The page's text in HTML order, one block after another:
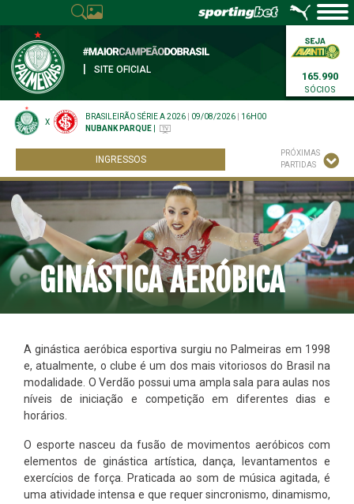
SITE OFICIAL
165.990
SÓCIOS
X
BRASILEIRÃO SÉRIE A 2026 09/08/2026
16H00
NUBANK PARQUE
INGRESSOS
PRÓXIMAS
PARTIDAS
GINÁSTICA AERÓBICA
A ginástica aeróbica esportiva surgiu no Palmeiras em 1998
e, atualmente, o clube é um dos mais vitoriosos do Brasil na
modalidade. O Verdão possui uma ampla sala para aulas nos
níveis de iniciação e competição em diferentes dias e
horários.
O esporte nasceu da fusão de movimentos aeróbicos com
elementos de ginástica artística, dança, levantamentos e
exercícios de força. Praticada ao som de música agitada, é
uma atividade intensa e que requer sincronismo, dinamismo,